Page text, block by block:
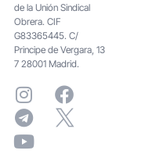
de la Unión Sindical
Obrera. CIF
G83365445. C/
Principe de Vergara, 13
7 28001 Madrid.